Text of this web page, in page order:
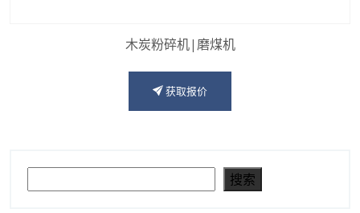
搜索
木炭粉碎机|磨煤机
获取报价